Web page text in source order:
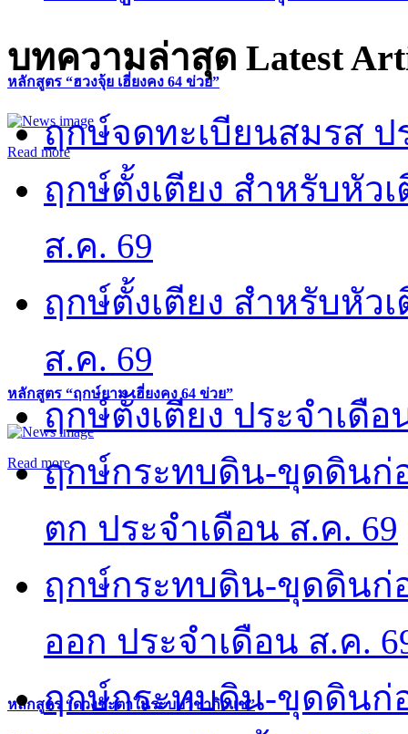
หลักสูตร “ฮวงจุ้ย เฮี่ยงคง 64 ข่วย”
Read more
หลักสูตร “ฤกษ์ยาม เฮี่ยงคง 64 ข่วย”
Read more
หลักสูตร “ดวงชะตาในระบบวิชากิวแช”
บทความล่าสุด Latest
ฤกษ์จดทะเบียนสมรส ป
ฤกษ์ตั้งเตียง สำหรับหัว
ส.ค. 69
ฤกษ์ตั้งเตียง สำหรับหัว
ส.ค. 69
ฤกษ์ตั้งเตียง ประจำเดือ
ฤกษ์กระทบดิน-ขุดดินก่
ตก ประจำเดือน ส.ค. 69
ฤกษ์กระทบดิน-ขุดดินก่
ออก ประจำเดือน ส.ค.
ฤกษ์กระทบดิน-ขุดดินก่